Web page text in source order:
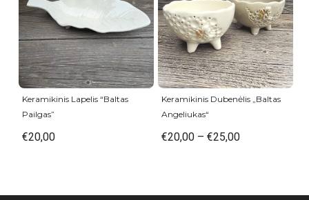
Keramikinis Lapelis “Baltas
Pailgas”
€20,00
Keramikinis Dubenėlis „Baltas
Angeliukas“
€20,00– €25,00